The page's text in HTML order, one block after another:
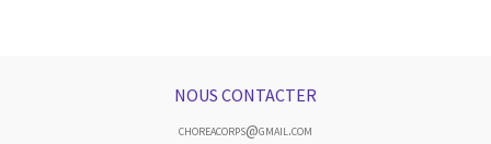
NOUS CONTACTER
choreacorps@gmail.com